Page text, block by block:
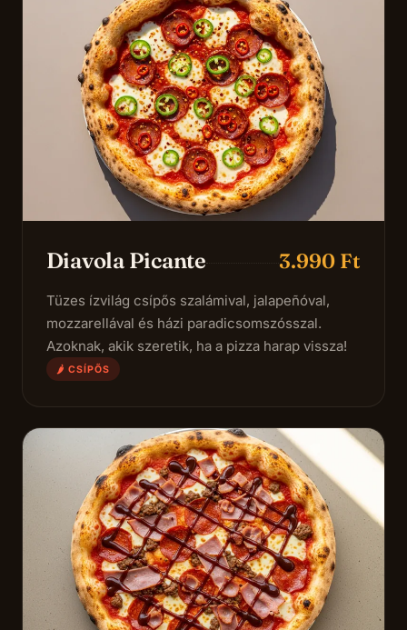
Diavola Picante 3.990 Ft
Tüzes ízvilág csípős szalámival, jalapeñóval,
mozzarellával és házi paradicsomszósszal.
Azoknak, akik szeretik, ha a pizza harap vissza!
🌶 CSÍPŐS